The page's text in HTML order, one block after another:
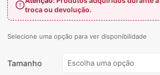
troca ou devolução.
Selecione uma opção para ver disponibilidade
Tamanho